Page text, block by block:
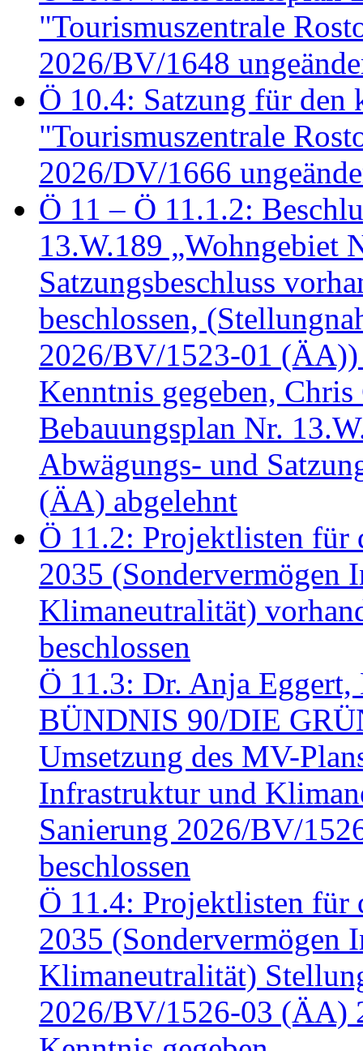
"Tourismuszentrale
2026/BV/1648
Ö 10.4: Satzung für den
"Tourismuszentrale
2026/DV/1666
Ö 11 – Ö 11.1.2:
13.W.189 „Wohngebiet
Satzungsbeschluss
beschlossen,
2026/BV/1523-01
Kenntnis gegeben,
Bebauungsplan Nr.
Abwägungs- und
(ÄA) abgelehnt
Ö 11.2: Projektlisten für
2035 (Sondervermögen
Klimaneutralität)
beschlossen
Ö 11.3: Dr. Anja
BÜNDNIS 90/DIE
Umsetzung des MV-
Infrastruktur und
Sanierung 2026/BV/
beschlossen
Ö 11.4: Projektlisten für
2035 (Sondervermögen
Klimaneutralität)
2026/BV/1526-03 (ÄA)